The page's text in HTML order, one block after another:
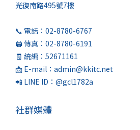
光復南路495號7樓
📞 電話：02-8780-6767
🖨️ 傳真：02-8780-6191
🧾 統編：52671161
📩 E-mail：admin@kkitc.net
📲 LINE ID：@gcl1782a
社群媒體